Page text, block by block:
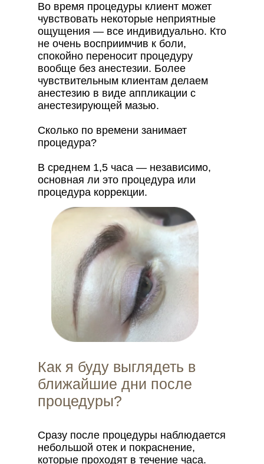
Как я буду выглядеть в
ближайшие дни после
процедуры?
Сразу после процедуры наблюдается
небольшой отек и покраснение,
которые проходят в течение часа.
Во время процедуры клиент может
чувствовать некоторые неприятные
ощущения — все индивидуально. Кто
не очень восприимчив к боли,
спокойно переносит процедуру
вообще без анестезии. Более
чувствительным клиентам делаем
анестезию в виде аппликации с
анестезирующей мазью.
Сколько по времени занимает
процедура?
В среднем 1,5 часа — независимо,
основная ли это процедура или
процедура коррекции.